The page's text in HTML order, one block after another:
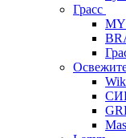
Грасс